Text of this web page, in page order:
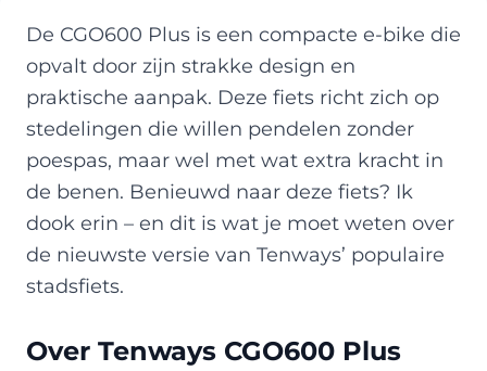
De CGO600 Plus is een compacte e-bike die
opvalt door zijn strakke design en
praktische aanpak. Deze fiets richt zich op
stedelingen die willen pendelen zonder
poespas, maar wel met wat extra kracht in
de benen. Benieuwd naar deze fiets? Ik
dook erin – en dit is wat je moet weten over
de nieuwste versie van Tenways’ populaire
stadsfiets.
Over Tenways CGO600 Plus